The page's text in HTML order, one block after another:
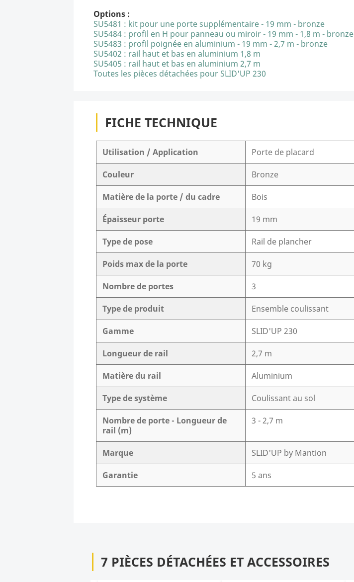
Options :
SU5481 : kit pour une porte supplémentaire - 19 mm - bronze
SU5484 : profil en H pour panneau ou miroir - 19 mm - 1,8 m - bronze
SU5483 : profil poignée en aluminium - 19 mm - 2,7 m - bronze
SU5402 : rail haut et bas en aluminium 1,8 m
SU5405 : rail haut et bas en aluminium 2,7 m
Toutes les pièces détachées pour SLID'UP 230
FICHE TECHNIQUE
Utilisation / Application Porte de placard
Couleur Bronze
Matière de la porte / du cadre Bois
Épaisseur porte 19 mm
Type de pose Rail de plancher
Poids max de la porte 70 kg
Nombre de portes 3
Type de produit Ensemble coulissant
Gamme SLID'UP 230
Longueur de rail 2,7 m
Matière du rail Aluminium
Type de système Coulissant au sol
Nombre de porte - Longueur de
rail (m)
3 - 2,7 m
Marque SLID'UP by Mantion
Garantie 5 ans
7 PIÈCES DÉTACHÉES ET ACCESSOIRES